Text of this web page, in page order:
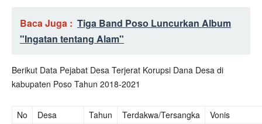
Baca Juga : Tiga Band Poso Luncurkan Album
"Ingatan tentang Alam"
Berikut Data Pejabat Desa Terjerat Korupsi Dana Desa di
kabupaten Poso Tahun 2018-2021
No Desa Tahun Terdakwa/Tersangka
Vonis